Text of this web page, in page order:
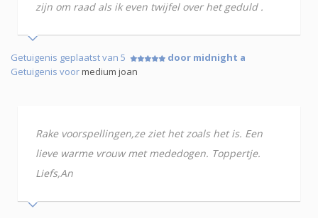
zijn om raad als ik even twijfel over het geduld .
Getuigenis geplaatst van 5
door midnight a
Getuigenis voormedium joan
Rake voorspellingen,ze ziet het zoals het is. Een
lieve warme vrouw met mededogen. Toppertje.
Liefs,An